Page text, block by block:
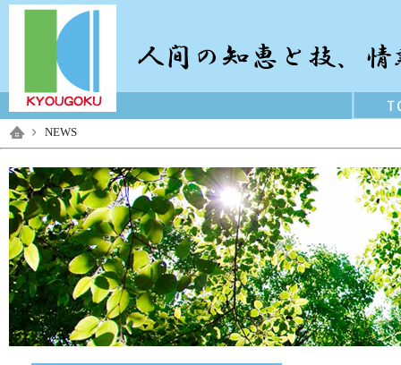
NEWS